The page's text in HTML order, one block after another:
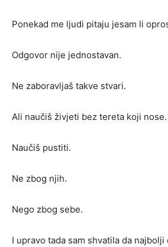
Ponekad me ljudi pitaju jesam li
Odgovor nije jednostavan.
Ne zaboravljaš takve stvari.
Ali naučiš živjeti bez tereta koji nose.
Naučiš pustiti.
Ne zbog njih.
Nego zbog sebe.
I upravo tada sam shvatila da